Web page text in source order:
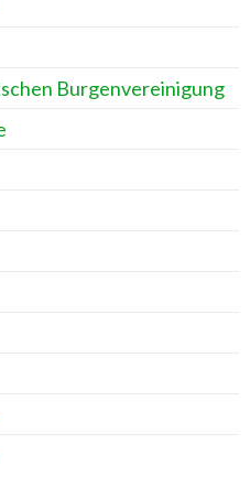
Burgenvereinigung